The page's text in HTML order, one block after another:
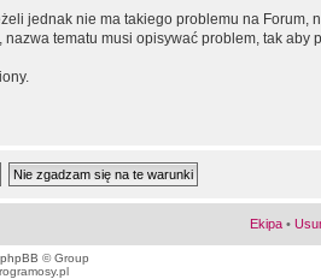
jednak nie ma takiego problemu na Forum,
tematu musi opisywać problem, tak
Ekipa •
phpBB © Group